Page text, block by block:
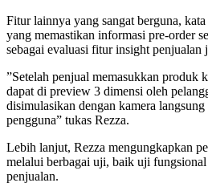
Fitur lainnya yang sangat berguna,
yang memastikan informasi pre-order
sebagai evaluasi fitur insight penjualan
”Setelah penjual memasukkan produk
dapat di preview 3 dimensi oleh
disimulasikan dengan kamera
pengguna” tukas Rezza.
Lebih lanjut, Rezza mengungkapkan
melalui berbagai uji, baik uji
penjualan.